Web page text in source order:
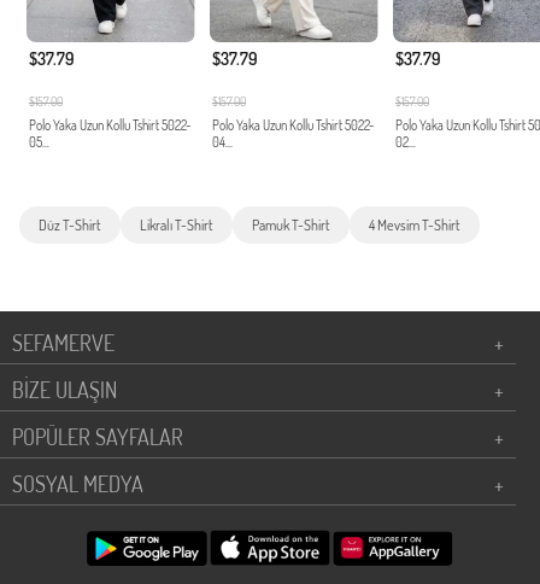
$37.79
$157.00
Polo Yaka Uzun Kollu Tshirt 5022-
05...
$37.79
$157.00
Polo Yaka Uzun Kollu Tshirt 5022-
04...
$37.79
$157.00
Polo Yaka Uzun Kollu Tshirt
02...
Düz T-Shirt Likralı T-Shirt Pamuk T-Shirt 4 Mevsim T-Shirt
SEFAMERVE
+
BİZE ULAŞIN
+
POPÜLER SAYFALAR
+
SOSYAL MEDYA
+